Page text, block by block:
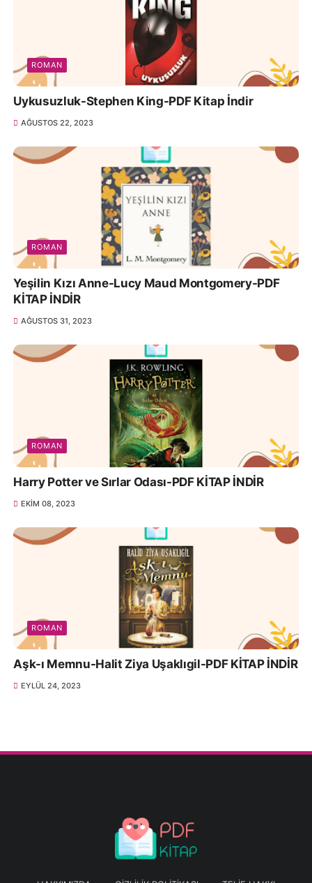
ROMAN
Uykusuzluk-Stephen King-PDF Kitap İndir
AĞUSTOS 22, 2023
ROMAN
Yeşilin Kızı Anne-Lucy Maud Montgomery-PDF
KİTAP İNDİR
AĞUSTOS 31, 2023
ROMAN
Harry Potter ve Sırlar Odası-PDF KİTAP İNDİR
EKIM 08, 2023
ROMAN
Aşk-ı Memnu-Halit Ziya Uşaklıgil-PDF KİTAP İNDİR
EYLÜL 24, 2023